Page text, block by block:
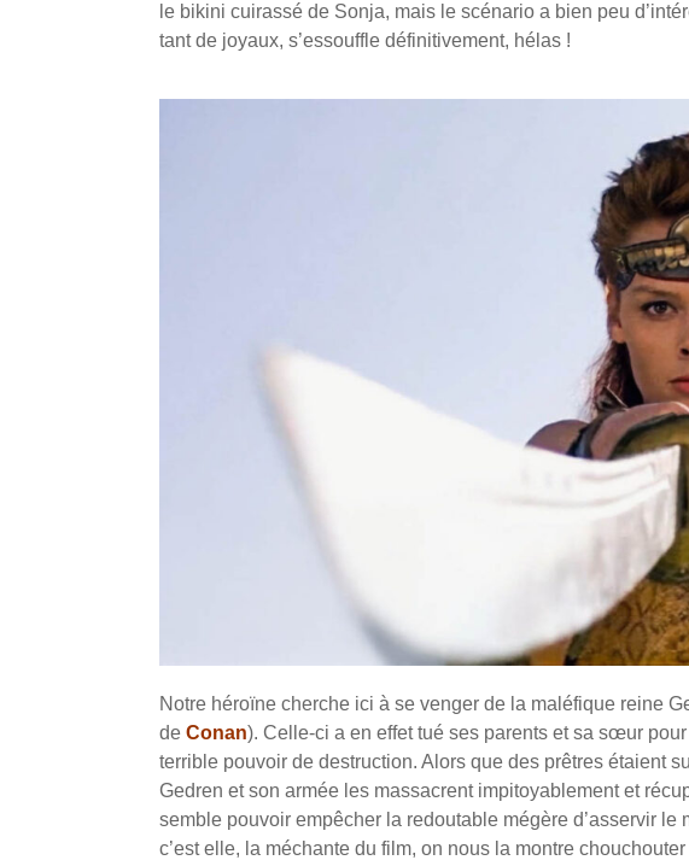
le bikini cuirassé de Sonja, mais le scénario a bien peu
tant de joyaux, s’essouffle définitivement, hélas !
Notre héroïne cherche ici à se venger de la maléfique reine
de Conan). Celle-ci a en effet tué ses parents et sa sœur
terrible pouvoir de destruction. Alors que des prêtres étaient
Gedren et son armée les massacrent impitoyablement et
semble pouvoir empêcher la redoutable mégère d’asservir
c’est elle, la méchante du film, on nous la montre